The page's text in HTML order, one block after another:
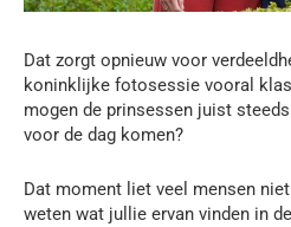
Dat zorgt opnieuw voor
koninklijke fotosessie vooral
mogen de prinsessen juist
voor de dag komen?
Dat moment liet veel mensen
weten wat jullie ervan vinden in